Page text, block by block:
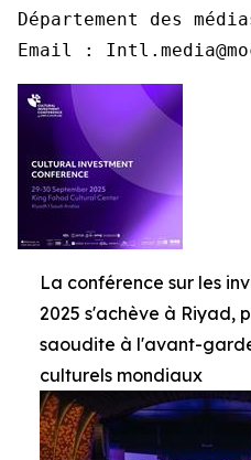
Département des
Email :
La conférence sur les
2025 s'achève à Riyad,
saoudite à l'avant-
culturels mondiaux